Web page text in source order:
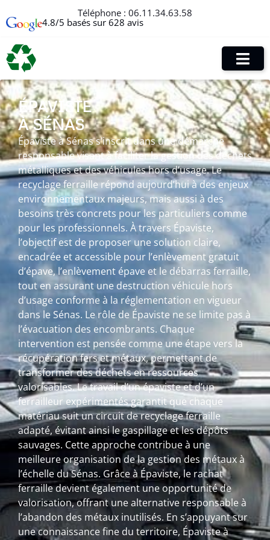
Téléphone : 06.11.34.63.58
4.8/5 basés sur 628 avis
ÉPAVISTE
À SÉNAS
Épaviste à Sénas s’inscrit dans une démarche
responsable visant à faciliter la gestion des déchets
métalliques et des véhicules hors d’usage. Le
recyclage ferraille répond aujourd’hui à des enjeux
environnementaux majeurs, mais aussi à des
besoins très concrets pour les particuliers comme
pour les professionnels. À travers Épaviste,
l’objectif est de proposer une solution claire,
encadrée et accessible pour l’enlèvement gratuit
d’épave, l’enlèvement épave et le débarras ferraille,
tout en assurant une destruction véhicule hors
d’usage conforme à la réglementation en vigueur
dans le Sénas. Le rôle de Épaviste ne se limite pas à
l’évacuation des encombrants. Chaque
intervention est pensée comme une étape vers la
récupération fers et métaux, permettant de
transformer des déchets en ressources
valorisables. Le travail d’un épaviste et d’un
ferrailleur expérimentés garantit que chaque
matériau suit un circuit de recyclage ferraille
adapté, évitant ainsi le gaspillage et les dépôts
sauvages. Cette approche contribue à une
meilleure organisation de la gestion des métaux à
l’échelle du Sénas. Grâce à Épaviste, le rachat
ferraille devient également une opportunité de
valorisation, offrant une alternative responsable à
l’abandon des métaux inutilisés. En s’appuyant sur
une connaissance fine du territoire, Épaviste à